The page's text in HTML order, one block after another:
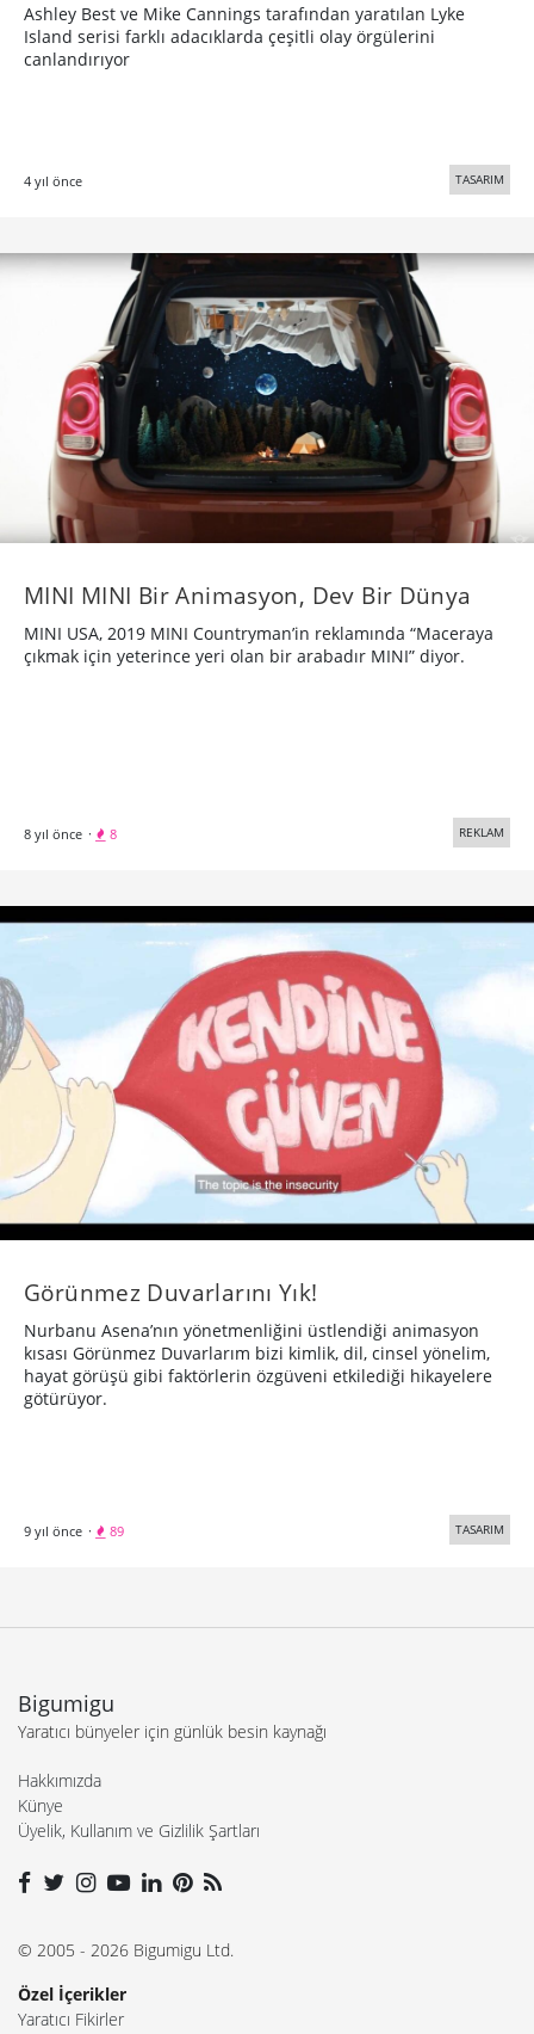
Ashley Best ve Mike Cannings tarafından yaratılan Lyke
Island serisi farklı adacıklarda çeşitli olay örgülerini
canlandırıyor
4 yıl önce TASARIM
MINI MINI Bir Animasyon, Dev Bir Dünya
MINI USA, 2019 MINI Countryman’in reklamında “Maceraya
çıkmak için yeterince yeri olan bir arabadır MINI” diyor.
8 yıl önce · 8 REKLAM
Görünmez Duvarlarını Yık!
Nurbanu Asena’nın yönetmenliğini üstlendiği animasyon
kısası Görünmez Duvarlarım bizi kimlik, dil, cinsel yönelim,
hayat görüşü gibi faktörlerin özgüveni etkilediği hikayelere
götürüyor.
9 yıl önce · 89 TASARIM
Bigumigu
Yaratıcı bünyeler için günlük besin kaynağı
Hakkımızda
Künye
Üyelik, Kullanım ve Gizlilik Şartları
© 2005 - 2026 Bigumigu Ltd.
Özel İçerikler
Yaratıcı Fikirler